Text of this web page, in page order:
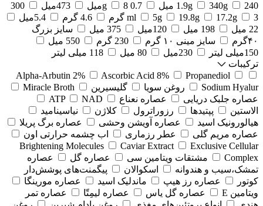
1.9g
340g 240 میل 0.7 g 8میل 473میل
300
ml
5g 19.8g 17.2g 3 گرم 4.6 گرم
5.4میل
22 میل
198 میل 120میل 375 میل
سایز بزرگ
۴۰گرم
سایز مینی ۱۰ گرم 230 گرم
550 میل
150میلی لیتر
230میل 80 میل
118 میلی لیتر
ترکیبات
Alpha-Arbutin 2%
Ascorbic Acid 8%
Propanediol
Sodium Hyalur
روغن سویا گلیسیرین
Miracle Broth
عصاره جلبک دریایی
عصاره نعناع ATP
NAD
الاستین
پپتیدها رزوراترول کلاژن
⁠نیاسینامید
هیالورونیک اسید
عصاره آویشن وحشی
عصاره برگ پریلا
عصاره مریم گلی
عطر رزماری
اب چشمه حرارتی اون
Brightening Molecules
Caviar Extract
Exclusive Cellular
Complex
مشتقات ویتامین سی عصاره گل
عصاره
تمشک،سیب و هندوانه
اسکوالان
پیگمنت‌های پوشش‌دار
کوتور
عصاره رز هیپ ماندلیک اسید
عصاره مورینگا
ویتامین E
عصاره گل یاس عصاره لیمِتّا
عصاره تمر